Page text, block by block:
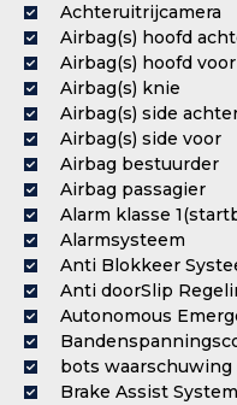
Achteruitrijcamera
Airbag(s) hoofd
Airbag(s) hoofd voor
Airbag(s) knie
Airbag(s) side
Airbag(s) side voor
Airbag bestuurder
Airbag passagier
Alarm klasse
Alarmsysteem
Anti Blokkeer
Anti doorSlip
Autonomous
bots waarschuwing
Brake Assist System